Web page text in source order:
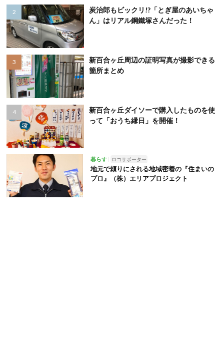
炭治郎もビックリ!?「とぎ屋のあいちゃ
ん」はリアル鋼鐵塚さんだった！
新百合ヶ丘周辺の証明写真が撮影できる
箇所まとめ
新百合ヶ丘ダイソーで購入したものを使
って「おうち縁日」を開催！
暮らす ロコサポーター
地元で頼りにされる地域密着の『住まいの
プロ』（株）エリアプロジェクト